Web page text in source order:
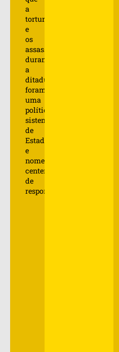
a
tortura
e
os
assassinatos
durante
a
ditadura
foram
uma
política
sistemática
de
Estado
e
nomeou
centenas
de
responsáveis.